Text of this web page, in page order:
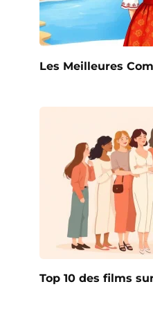
Les Meilleures
Top 10 des films